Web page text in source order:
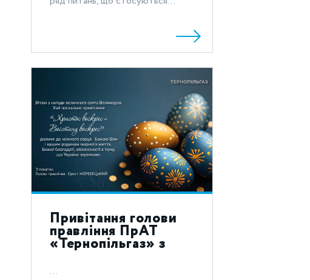
Привітання голови
правління ПрАТ
«Тернопільгаз» з
святом Воскресіння
Христового 2024!
...